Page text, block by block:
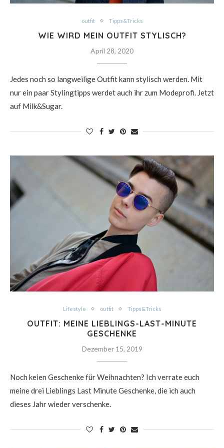
outfit Tipps&Tricks
WIE WIRD MEIN OUTFIT STYLISCH?
April 28, 2020
Jedes noch so langweilige Outfit kann stylisch werden. Mit
nur ein paar Stylingtipps werdet auch ihr zum Modeprofi. Jetzt
auf Milk&Sugar.
Lifestyle outfit Tipps&Tricks
OUTFIT: MEINE LIEBLINGS-LAST-MINUTE
GESCHENKE
Dezember 15, 2019
Noch keien Geschenke für Weihnachten? Ich verrate euch
meine drei Lieblings Last Minute Geschenke, die ich auch
dieses Jahr wieder verschenke.